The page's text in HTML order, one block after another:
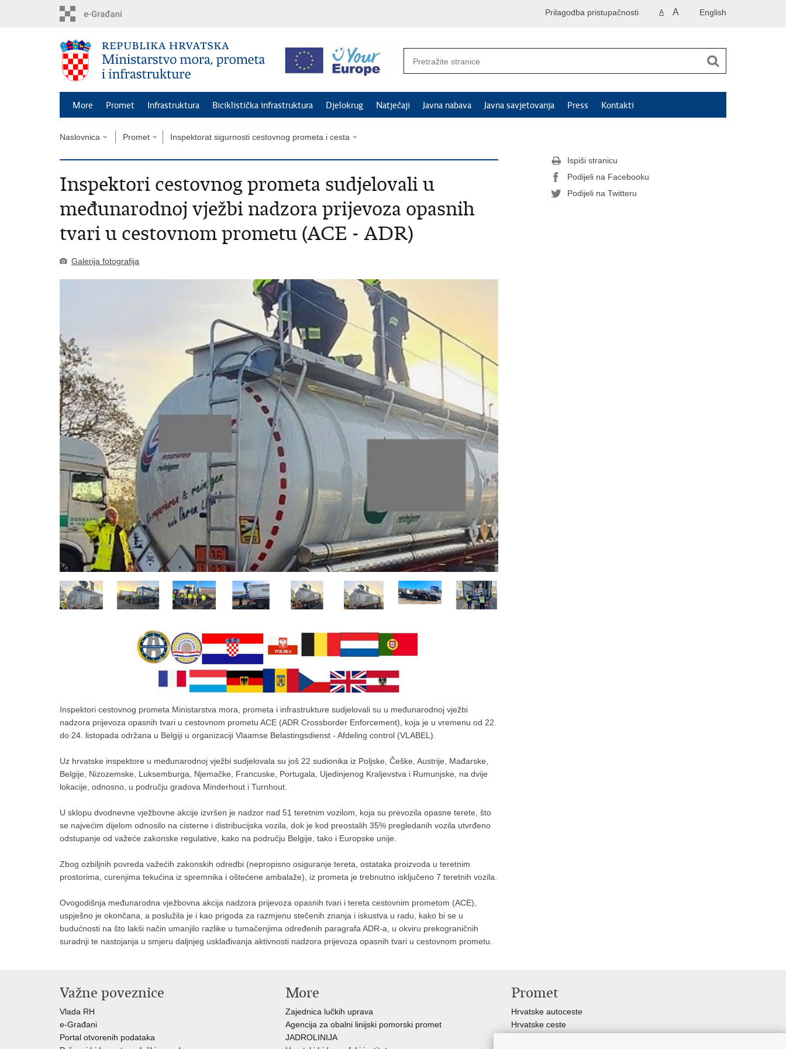
English
A A
Prilagodba pristupačnosti
More Promet Infrastruktura Biciklistička infrastruktura Djelokrug Natječaji Javna nabava Javna savjetovanja Press Kontakti
Naslovnica Promet Inspektorat sigurnosti cestovnog prometa i cesta
Inspektori cestovnog prometa sudjelovali u
međunarodnoj vježbi nadzora prijevoza opasnih
tvari u cestovnom prometu (ACE - ADR)
Galerija fotografija
Inspektori cestovnog prometa Ministarstva mora, prometa i infrastrukture sudjelovali su u međunarodnoj vježbi
nadzora prijevoza opasnih tvari u cestovnom prometu ACE (ADR Crossborder Enforcement), koja je u vremenu od 22.
do 24. listopada održana u Belgiji u organizaciji Vlaamse Belastingsdienst - Afdeling control (VLABEL).
Uz hrvatske inspektore u međunarodnoj vježbi sudjelovala su još 22 sudionika iz Poljske, Češke, Austrije, Mađarske,
Belgije, Nizozemske, Luksemburga, Njemačke, Francuske, Portugala, Ujedinjenog Kraljevstva i Rumunjske, na dvije
lokacije, odnosno, u području gradova Minderhout i Turnhout.
U sklopu dvodnevne vježbovne akcije izvršen je nadzor nad 51 teretnim vozilom, koja su prevozila opasne terete, što
se najvećim dijelom odnosilo na cisterne i distribucijska vozila, dok je kod preostalih 35% pregledanih vozila utvrđeno
odstupanje od važeće zakonske regulative, kako na području Belgije, tako i Europske unije.
Zbog ozbiljnih povreda važećih zakonskih odredbi (nepropisno osiguranje tereta, ostataka proizvoda u teretnim
prostorima, curenjima tekućina iz spremnika i oštećene ambalaže), iz prometa je trebnutno isključeno 7 teretnih vozila.
Ovogodišnja međunarodna vježbovna akcija nadzora prijevoza opasnih tvari i tereta cestovnim prometom (ACE),
uspješno je okončana, a poslužila je i kao prigoda za razmjenu stečenih znanja i iskustva u radu, kako bi se u
budućnosti na što lakši način umanjilo razlike u tumačenjima određenih paragrafa ADR-a, u okviru prekograničnih
suradnji te nastojanja u smjeru daljnjeg usklađivanja aktivnosti nadzora prijevoza opasnih tvari u cestovnom prometu.
Ispiši stranicu
Podijeli na Facebooku
Podijeli na Twitteru
Važne poveznice
Vlada RH
e-Građani
Portal otvorenih podataka
More
Zajednica lučkih uprava
Agencija za obalni linijski pomorski promet
JADROLINIJA
Promet
Hrvatske autoceste
Hrvatske ceste